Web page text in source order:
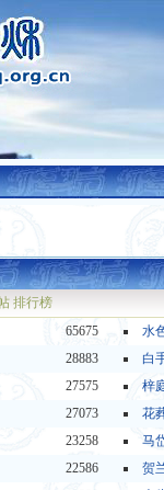
排行榜
65675
水
28883
白
27575
梓
27073
花
23258
马
22586
贺